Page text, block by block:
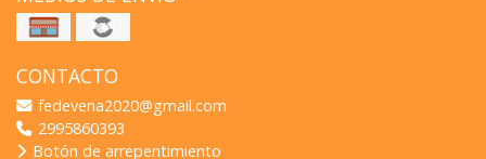
CONTACTO
fedevena2020@gmail.com
2995860393
Botón de arrepentimiento